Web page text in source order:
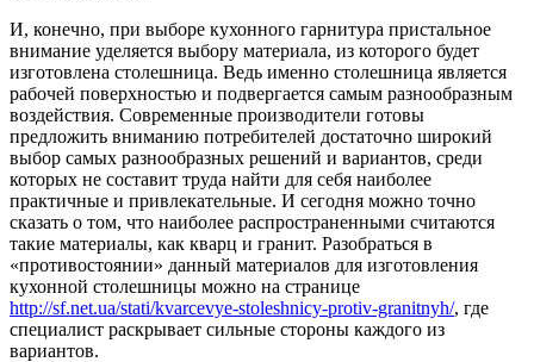
И, конечно, при выборе кухонного гарнитура пристальное
внимание уделяется выбору материала, из которого будет
изготовлена столешница. Ведь именно столешница является
рабочей поверхностью и подвергается самым разнообразным
воздействия. Современные производители готовы
предложить вниманию потребителей достаточно широкий
выбор самых разнообразных решений и вариантов, среди
которых не составит труда найти для себя наиболее
практичные и привлекательные. И сегодня можно точно
сказать о том, что наиболее распространенными считаются
такие материалы, как кварц и гранит. Разобраться в
«противостоянии» данный материалов для изготовления
кухонной столешницы можно на странице
http://sf.net.ua/stati/kvarcevye-stoleshnicy-protiv-granitnyh/, где
специалист раскрывает сильные стороны каждого из
вариантов.